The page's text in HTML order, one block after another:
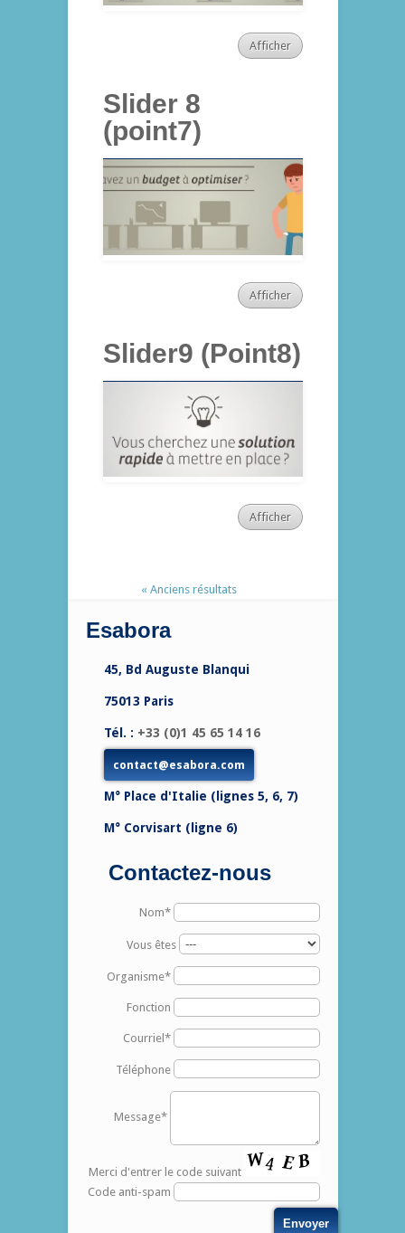
Afficher
Slider 8
(point7)
Afficher
Slider9 (Point8)
Afficher
« Anciens résultats
Esabora
45, Bd Auguste Blanqui
75013 Paris
Tél. : +33 (0)1 45 65 14 16
contact@esabora.com
M° Place d'Italie (lignes 5, 6, 7)
M° Corvisart (ligne 6)
Contactez-nous
Nom*
Vous êtes
Organisme*
Fonction
Courriel*
Téléphone
Message*
Merci d'entrer le code suivant
Code anti-spam